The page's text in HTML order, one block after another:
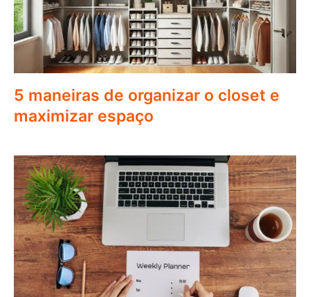
5 maneiras de organizar o closet e
maximizar espaço